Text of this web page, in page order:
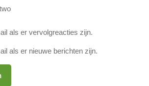
als er vervolgreacties zijn.
als er nieuwe berichten zijn.